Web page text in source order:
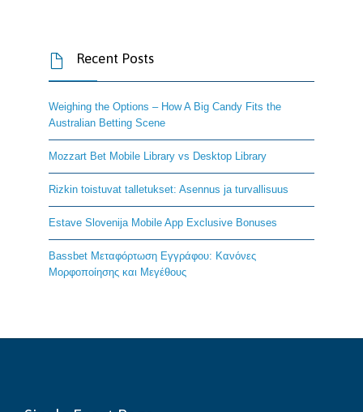
 Recent Posts
Weighing the Options – How A Big Candy Fits the
Australian Betting Scene
Mozzart Bet Mobile Library vs Desktop Library
Rizkin toistuvat talletukset: Asennus ja turvallisuus
Estave Slovenija Mobile App Exclusive Bonuses
Bassbet Μεταφόρτωση Εγγράφου: Κανόνες
Μορφοποίησης και Μεγέθους